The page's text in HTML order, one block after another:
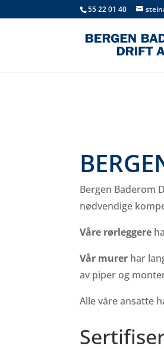
55 22 01 40
Bergen Baderom
nødvendige
Våre rørleggere
Vår murer har
av piper og
Alle våre ansatte